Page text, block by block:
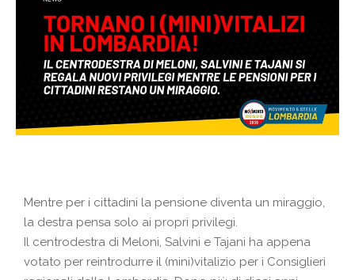
Mentre per i cittadini la pensione diventa un miraggio,
la destra pensa solo ai propri privilegi.
Il centrodestra di Meloni, Salvini e Tajani ha appena
votato per reintrodurre il (mini)vitalizio per i Consiglieri